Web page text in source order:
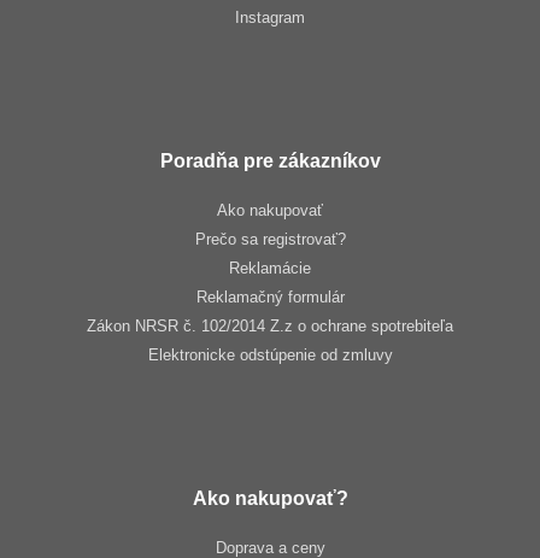
Instagram
Poradňa pre zákazníkov
Ako nakupovať
Prečo sa registrovať?
Reklamácie
Reklamačný formulár
Zákon NRSR č. 102/2014 Z.z o ochrane spotrebiteľa
Elektronicke odstúpenie od zmluvy
Ako nakupovať?
Doprava a ceny